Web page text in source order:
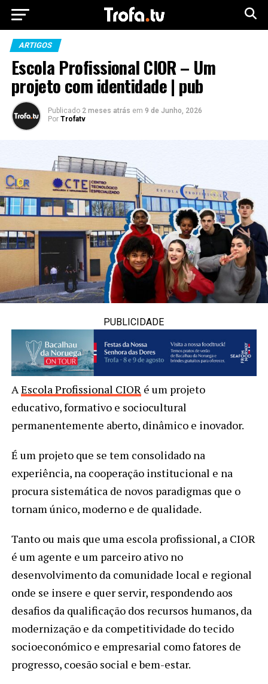
ARTIGOS
Escola Profissional CIOR – Um
projeto com identidade | pub
Publicado 2 meses atrás em 9 de Junho, 2026
Por Trofatv
PUBLICIDADE
A Escola Profissional CIOR é um projeto
educativo, formativo e sociocultural
permanentemente aberto, dinâmico e inovador.
É um projeto que se tem consolidado na
experiência, na cooperação institucional e na
procura sistemática de novos paradigmas que o
tornam único, moderno e de qualidade.
Tanto ou mais que uma escola profissional, a CIOR
é um agente e um parceiro ativo no
desenvolvimento da comunidade local e regional
onde se insere e quer servir, respondendo aos
desafios da qualificação dos recursos humanos, da
modernização e da competitividade do tecido
socioeconómico e empresarial como fatores de
progresso, coesão social e bem-estar.